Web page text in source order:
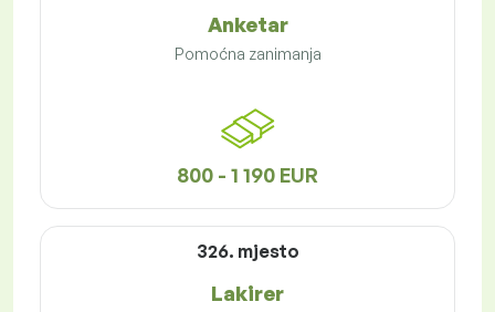
Anketar
Pomoćna zanimanja
800 - 1 190 EUR
326. mjesto
Lakirer